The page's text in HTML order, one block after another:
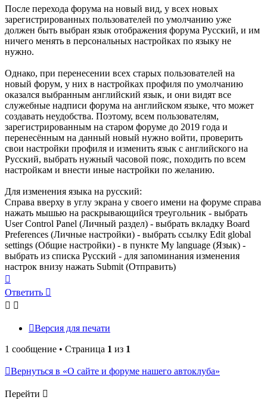
После перехода форума на новый вид, у всех новых
зарегистрированных пользователей по умолчанию уже
должен быть выбран язык отображения форума Русский, и им
ничего менять в персональных настройках по языку не
нужно.
Однако, при перенесении всех старых пользователей на
новый форум, у них в настройках профиля по умолчанию
оказался выбранным английский язык, и они видят все
служебные надписи форума на английском языке, что может
создавать неудобства. Поэтому, всем пользователям,
зарегистрированным на старом форуме до 2019 года и
перенесённым на данный новый нужно войти, проверить
свои настройки профиля и изменить язык с английского на
Русский, выбрать нужный часовой пояс, походить по всем
настройкам и внести иные настройки по желанию.
Для изменения языка на русский:
Справа вверху в углу экрана у своего имени на форуме справа
нажать мышью на раскрывающийся треугольник - выбрать
User Control Panel (Личный раздел) - выбрать вкладку Board
Preferences (Личные настройки) - выбрать ссылку Edit global
settings (Общие настройки) - в пункте My language (Язык) -
выбрать из списка Русский - для запоминания изменения
настрок внизу нажать Submit (Отправить)
к
началу
Ответить
Версия для печати
1 сообщение • Страница 1 из 1
Вернуться в «О сайте и форуме нашего автоклуба»
Перейти